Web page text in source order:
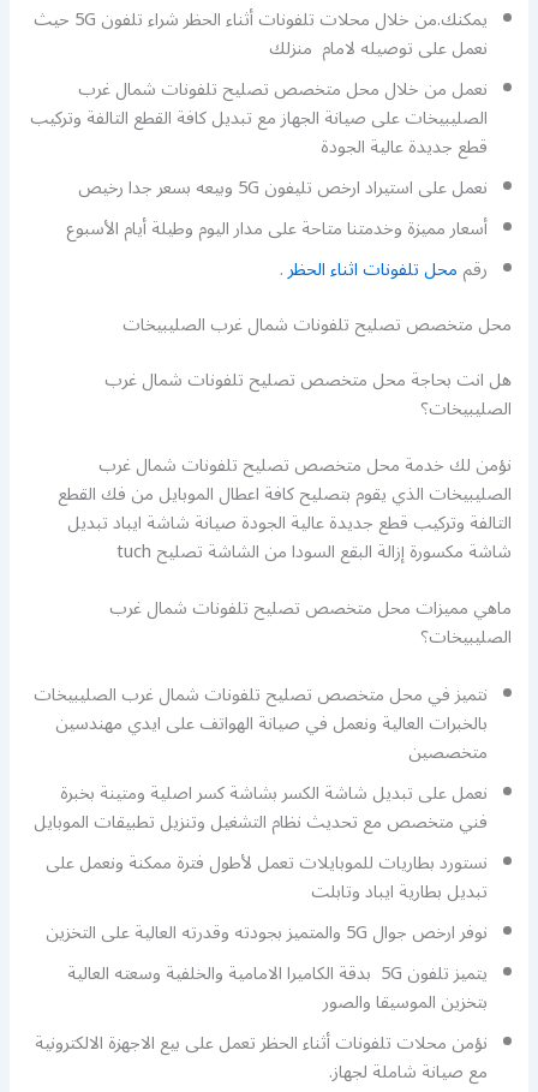
يمكنك.من خلال محلات تلفونات أثناء الحظر شراء تلفون 5G حيث
نعمل على توصيله لامام منزلك
نعمل من خلال محل متخصص تصليح تلفونات شمال غرب
الصليبيخات على صيانة الجهاز مع تبديل كافة القطع التالفة وتركيب
قطع جديدة عالية الجودة
نعمل على استيراد ارخص تليفون 5G وبيعه بسعر جدا رخيص
أسعار مميزة وخدمتنا متاحة على مدار اليوم وطيلة أيام الأسبوع
رقممحل تلفونات اثناء الحظر.
محل متخصص تصليح تلفونات شمال غرب الصليبيخات
هل انت بحاجة محل متخصص تصليح تلفونات شمال غرب
الصليبيخات؟
نؤمن لك خدمة محل متخصص تصليح تلفونات شمال غرب
الصليبيخات الذي يقوم بتصليح كافة اعطال الموبايل من فك القطع
التالفة وتركيب قطع جديدة عالية الجودة صيانة شاشة ايباد تبديل
شاشة مكسورة إزالة البقع السودا من الشاشة تصليح tuch
ماهي مميزات محل متخصص تصليح تلفونات شمال غرب
الصليبيخات؟
نتميز في محل متخصص تصليح تلفونات شمال غرب الصليبيخات
بالخبرات العالية ونعمل في صيانة الهواتف على ايدي مهندسين
متخصصين
نعمل على تبديل شاشة الكسر بشاشة كسر اصلية ومتينة بخبرة
فني متخصص مع تحديث نظام التشغيل وتنزيل تطبيقات الموبايل
نستورد بطاريات للموبايلات تعمل لأطول فترة ممكنة ونعمل على
تبديل بطارية ايباد وتابلت
نوفر ارخص جوال 5G والمتميز بجودته وقدرته العالية على التخزين
يتميز تلفون 5G بدقة الكاميرا الامامية والخلفية وسعته العالية
بتخزين الموسيقا والصور
نؤمن محلات تلفونات أثناء الحظر تعمل على بيع الاجهزة الالكترونية
مع صيانة شاملة لجهاز.